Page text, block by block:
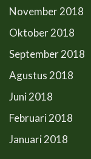
November 2018
Oktober 2018
September 2018
Agustus 2018
Juni 2018
Februari 2018
Januari 2018